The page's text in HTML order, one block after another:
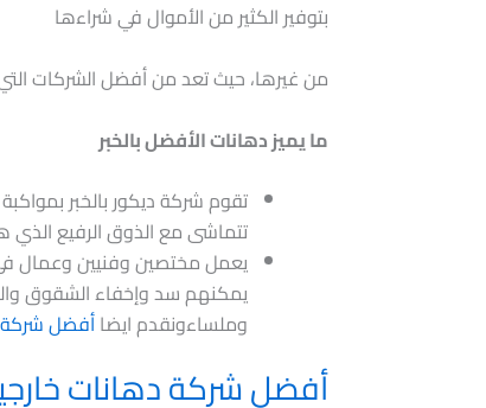
بتوفير الكثير من الأموال في شراءها
من غيرها، حيث تعد من أفضل الشركات
ما يميز دهانات الأفضل بالخبر
تقوم شركة ديكور بالخبر
تتماشى مع الذوق الرفيع
يعمل مختصين وفنيين وعمال في
يمكنهم سد وإخفاء الشقوق
وملساءونقدم ايضاأفضل شركة
أفضل شركة دهانات